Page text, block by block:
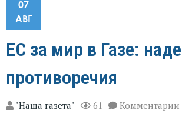
07
АВГ
ЕС за мир в Газе:
противоречия
"Наша газета" 61 Комментарии